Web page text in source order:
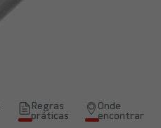
Regras
práticas
Onde
encontrar